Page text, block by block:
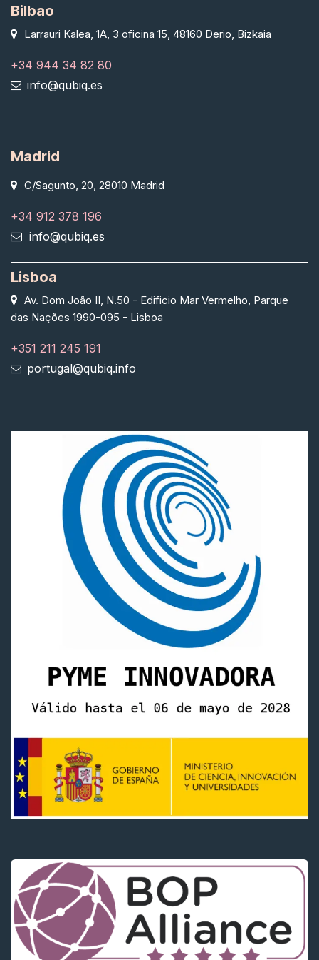
Bilbao
Larrauri Kalea, 1A, 3 oficina 15, 48160 Derio, Bizkaia
+34 944 34 82 80
info@qubiq.es
Madrid
C/Sagunto, 20, 28010 Madrid
+34 912 378 196
info@qubiq.es
Lisboa
Av. Dom João II, N.50 - Edificio Mar Vermelho, Parque
das Nações 1990-095 - Lisboa
+351 211 245 191
portugal@qubiq.info